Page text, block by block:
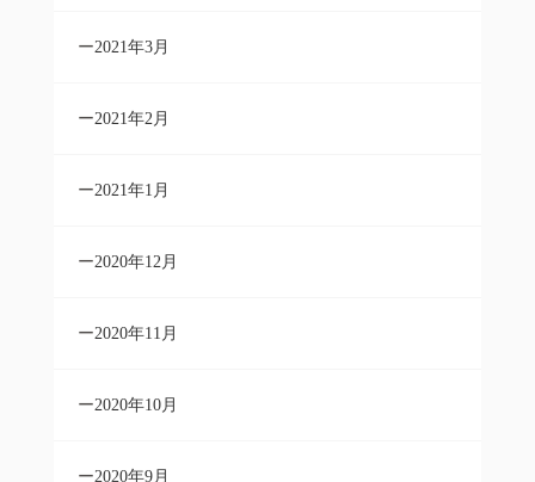
2021年3月
2021年2月
2021年1月
2020年12月
2020年11月
2020年10月
2020年9月